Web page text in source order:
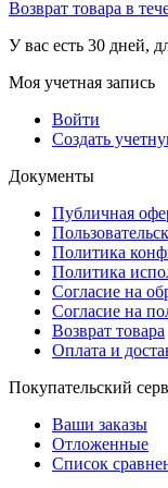
Возврат товара в
У вас есть 30 дней,
Моя учетная запись
Войти
Создать
Документы
Публичная
Политика
Политика
Согласие на
Согласие на
Возврат товара
Оплата и
Покупательский
Ваши заказы
Отложенные
Список